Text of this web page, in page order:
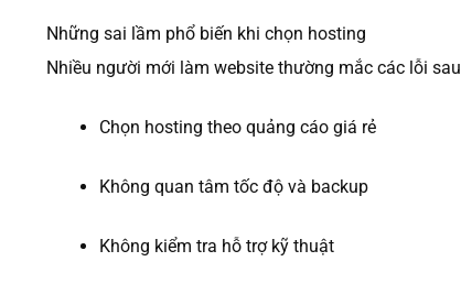
Những sai lầm phổ biến khi chọn hosting
Nhiều người mới làm website thường mắc các lỗi
Chọn hosting theo quảng cáo giá rẻ
Không quan tâm tốc độ và backup
Không kiểm tra hỗ trợ kỹ thuật